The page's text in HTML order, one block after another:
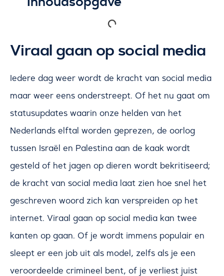
Viraal gaan op social media
Iedere dag weer wordt de kracht van social media
maar weer eens onderstreept. Of het nu gaat om
statusupdates waarin onze helden van het
Nederlands elftal worden geprezen, de oorlog
tussen Israël en Palestina aan de kaak wordt
gesteld of het jagen op dieren wordt bekritiseerd;
de kracht van social media laat zien hoe snel het
geschreven woord zich kan verspreiden op het
internet. Viraal gaan op social media kan twee
kanten op gaan. Of je wordt immens populair en
sleept er een job uit als model, zelfs als je een
veroordeelde crimineel bent, of je verliest juist